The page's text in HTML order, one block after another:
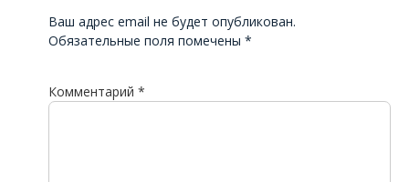
Ваш адрес email не будет опубликован.
Обязательные поля помечены *
Комментарий *